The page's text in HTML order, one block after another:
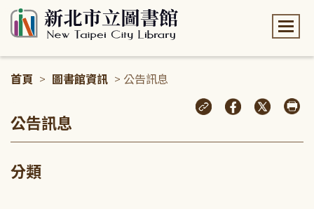
首頁 > 圖書館資訊 > 公告訊息
公告訊息
分類